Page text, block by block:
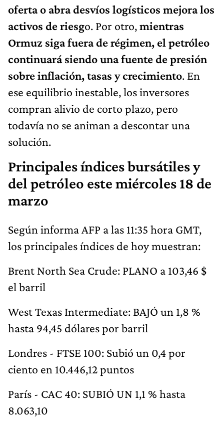
oferta o abra desvíos logísticos mejora los
activos de riesgo. Por otro,mientras
Ormuz siga fuera de régimen, el petróleo
continuará siendo una fuente de presión
sobre inflación, tasas y crecimiento. En
ese equilibrio inestable, los inversores
compran alivio de corto plazo, pero
todavía no se animan a descontar una
solución.
Principales índices bursátiles y
del petróleo este miércoles 18 de
marzo
Según informa AFP a las 11:35 hora GMT,
los principales índices de hoy muestran:
Brent North Sea Crude: PLANO a 103,46 $
el barril
West Texas Intermediate: BAJÓ un 1,8 %
hasta 94,45 dólares por barril
Londres - FTSE 100: Subió un 0,4 por
ciento en 10.446,12 puntos
París - CAC 40: SUBIÓ UN 1,1 % hasta
8.063,10